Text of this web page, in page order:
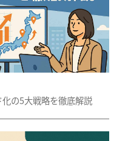
の5大戦略を徹底解説